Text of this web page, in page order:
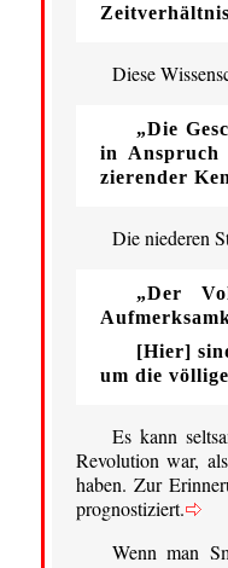
Diese
„Die
in Anspruch
zierender
Die niederen
„Der
[Hier]
um die
Es kann
Revolution war,
haben. Zur
prognostiziert.
Wenn man